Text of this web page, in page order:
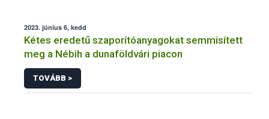
2023. június 6, kedd
Kétes eredetű szaporítóanyagokat semmisített
meg a Nébih a dunaföldvári piacon
TOVÁBB >